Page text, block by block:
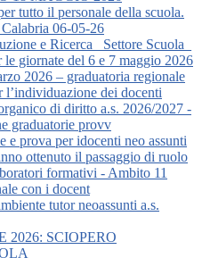
tutto il personale della scuola.
06-05-26
e Ricerca_ Settore Scuola_
giornate del 6 e 7 maggio 2026
2026 – graduatoria regionale
l’individuazione dei docenti
di diritto a.s. 2026/2027 -
graduatorie provv
e prova per idocenti neo assunti
ottenuto il passaggio di ruolo
formativi - Ambito 11
con i docent
tutor neoassunti a.s.
2026: SCIOPERO